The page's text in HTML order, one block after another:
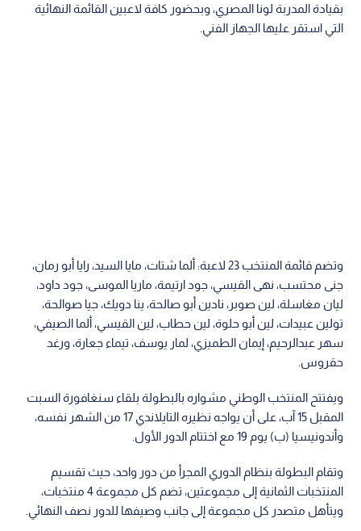
بقيادة المدربة لونا المصري، وبحضور كافة لاعبين القائمة النهائية
التي استقر عليها الجهاز الفني.
‏‎وتضم قائمة المنتخب 23 لاعبة: ألما شتات، مايا السيد، رايا أبو رمان،
جنى محتسب، نهى القيسي، جود ارتيمة، ماريا الموسى، جود داود،
ليان مغاسلة، لين صوبر، نادين أبو صالحة، ينا دويك، جيا صوالحة،
تولين عبيدات، لين أبو حلوة، لين حطاب، لين القيسي، ألما الصيفي،
سهر عبدالرحيم، إيمان الطميزي، لمار يوسف، تيماء جعارة، ورغد
حقروس.
ويفتتح المنتخب الوطني مشواره بالبطولة بلقاء سنغافورة السبت
المقبل 15 آب، على أن يواجه نظيره التايلاندي 17 من الشهر نفسه،
وأندونيسيا (ب) يوم 19 مع اختتام الدور الأول.
وتقام البطولة بنظام الدوري المجرأ من دور واحد، حيث تقسيم
المنتخبات الثمانية إلى مجموعتين، تضم كل مجموعة 4 منتخبات،
ويتأهل متصدر كل مجموعة إلى جانب وصيفها للدور نصف النهائي.